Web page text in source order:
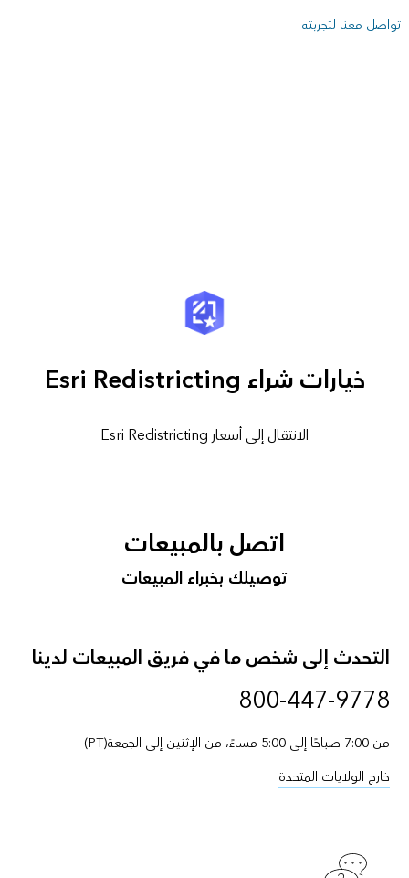
تواصل معنا لتجربته
خيارات شراء Esri Redistricting
الانتقال إلى أسعار Esri Redistricting
اتصل بالمبيعات
توصيلك بخبراء المبيعات
التحدث إلى شخص ما في فريق المبيعات لدينا
800-447-9778
من 7:00 صباحًا إلى 5:00 مساءً، من الإثنين إلى الجمعة(PT)
خارج الولايات المتحدة